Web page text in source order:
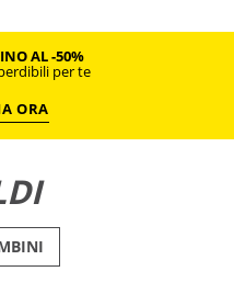
AL -50%
per te
ORA